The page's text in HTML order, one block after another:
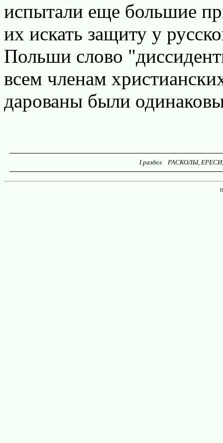
испытали еще большие
их искать защиту у
Польши слово
всем членам
дарованы были
I раздел РАСКОЛЫ,